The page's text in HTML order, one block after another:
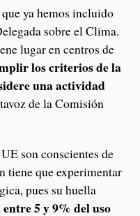
ya hemos incluido
sobre el Clima.
lugar en centros de
los criterios de la
una actividad
de la Comisión
son conscientes de
tiene que experimentar
pues su huella
5 y 9% del uso